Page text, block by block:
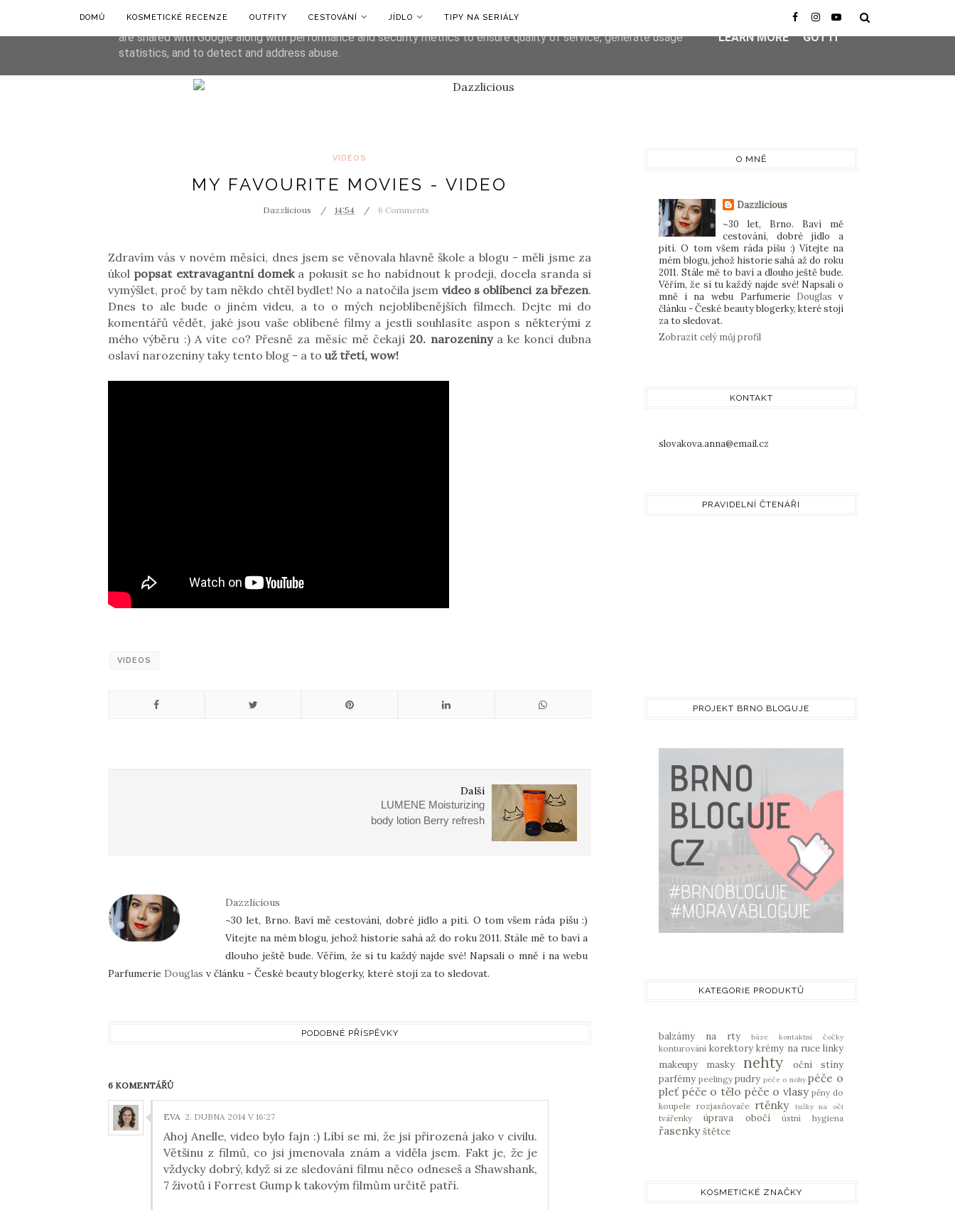
DOMŮ KOSMETICKÉ RECENZE OUTFITY CESTOVÁNÍ JÍDLO TIPY NA SERIÁLY
VIDEOS
MY FAVOURITE MOVIES - VIDEO
Dazzlicious 14:54 6 Comments
Zdravím vás v novém měsíci, dnes jsem se věnovala hlavně škole a blogu - měli jsme za
úkol popsat extravagantní domeka pokusit se ho nabídnout k prodeji, docela sranda si
vymýšlet, proč by tam někdo chtěl bydlet! No a natočila jsem video s oblíbenci za březen.
Dnes to ale bude o jiném videu, a to o mých nejoblíbenějších filmech. Dejte mi do
komentářů vědět, jaké jsou vaše oblíbené filmy a jestli souhlasíte aspon s některými z
mého výběru :) A víte co? Přesně za měsíc mě čekají 20. narozeninya ke konci dubna
oslaví narozeniny taky tento blog - a to už třetí, wow!
VIDEOS
Další
LUMENE Moisturizing
body lotion Berry refresh
Dazzlicious
~30 let, Brno. Baví mě cestování, dobré jídlo a pití. O tom všem ráda píšu :)
Vítejte na mém blogu, jehož historie sahá až do roku 2011. Stále mě to baví a
dlouho ještě bude. Věřím, že si tu každý najde své! Napsali o mně i na webu
Parfumerie Douglas v článku - České beauty blogerky, které stojí za to sledovat.
PODOBNÉ PŘÍSPĚVKY
6 KOMENTÁŘŮ
EVA 2. DUBNA 2014 V 16:27
Ahoj Anelle, video bylo fajn :) Líbí se mi, že jsi přirozená jako v civilu.
Většinu z filmů, co jsi jmenovala znám a viděla jsem. Fakt je, že je
vždycky dobrý, když si ze sledování filmu něco odneseš a Shawshank,
7 životů i Forrest Gump k takovým filmům určitě patří.
O MNĚ
Dazzlicious
~30 let, Brno. Baví mě
cestování, dobré jídlo a
pití. O tom všem ráda píšu :) Vítejte na
mém blogu, jehož historie sahá až do roku
2011. Stále mě to baví a dlouho ještě bude.
Věřím, že si tu každý najde své! Napsali o
mně i na webu Parfumerie Douglas v
článku - České beauty blogerky, které stojí
za to sledovat.
Zobrazit celý můj profil
KONTAKT
slovakova.anna@email.cz
PRAVIDELNÍ ČTENÁŘI
PROJEKT BRNO BLOGUJE
KATEGORIE PRODUKTŮ
balzámy na rty báze kontaktní čočky
konturování korektory krémy na ruce linky
makeupy
masky nehty
oční stíny
parfémy peelingy pudry péče o nohy péče o
pleť péče o tělo péče o vlasy pěny do
koupele rozjasňovače rtěnky tužky na oči
tvářenky úprava obočí ústní hygiena
řasenky štětce
KOSMETICKÉ ZNAČKY
This site uses cookies from Google to deliver its services and to analyze traffic. Your IP address and user-agent
are shared with Google along with performance and security metrics to ensure quality of service, generate usage
statistics, and to detect and address abuse.
LEARN MORE GOT IT